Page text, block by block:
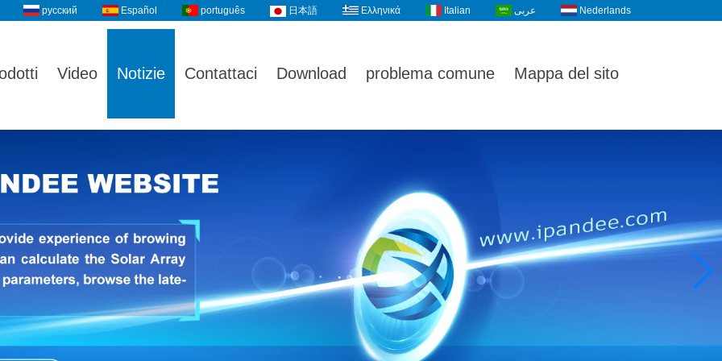
русский Español português 日本語 Ελληνικά Italian عربى Nederlands
Video Notizie Contattaci Download problema comune Mappa del sito